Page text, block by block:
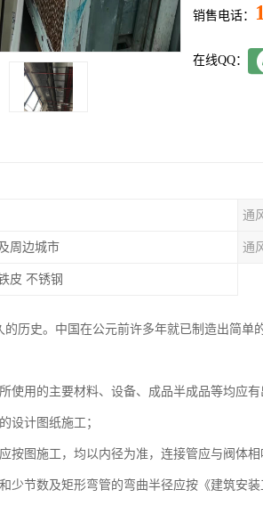
销售电话：
在线QQ：
通
周边城市 通
皮 不锈钢
历史。中国在公元前许多年就已制造出简单
使用的主要材料、设备、成品半成品等均应有
设计图纸施工；
按图施工，均以内径为准，连接管应与阀体相
少节数及矩形弯管的弯曲半径应按《建筑安